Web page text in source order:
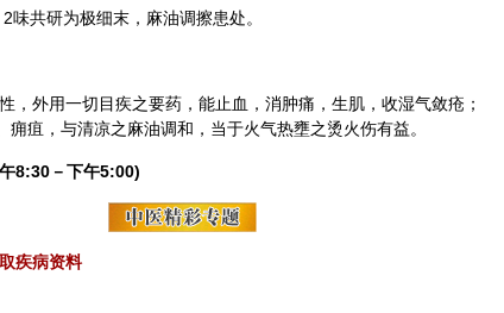
味共研为极细末， 麻油调擦患处。
，外用一切目疾之要药，能止血，消肿痛，生肌，收湿气敛疮；
疽，与清凉之麻油调和，当于火气热壅之烫火伤有益。
8:30－下午5:00)
疾病资料